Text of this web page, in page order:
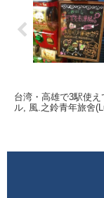
台湾・高雄で3駅使
ル, 風.之鈴青年旅舍